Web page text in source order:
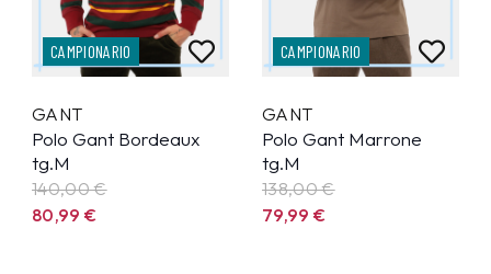
CAMPIONARIO
GANT
Polo Gant Bordeaux
tg.M
140,00 €
80,99€
CAMPIONARIO
GANT
Polo Gant Marrone
tg.M
138,00 €
79,99€